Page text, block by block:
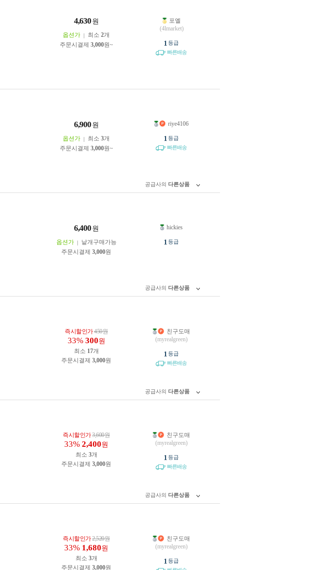
4,630 원
옵션가 최소 2개
주문시결제 3,000원~
포엘
(4lmarket)
1 등급
빠른배송
6,900 원
옵션가 최소 3개
주문시결제 3,000원~
riye4106
1 등급
빠른배송
공급사의 다른상품
6,400 원
옵션가
낱개구매가능
주문시결제 3,000원
hickies
1 등급
공급사의 다른상품
즉시할인가450원
33% 300원
최소 17개
주문시결제 3,000원
친구도매
(myrealgreen)
1 등급
빠른배송
공급사의 다른상품
즉시할인가3,600원
33% 2,400원
최소 3개
주문시결제 3,000원
친구도매
(myrealgreen)
1 등급
빠른배송
공급사의 다른상품
즉시할인가2,520원
33% 1,680원
최소 3개
주문시결제 3,000원
친구도매
(myrealgreen)
1 등급